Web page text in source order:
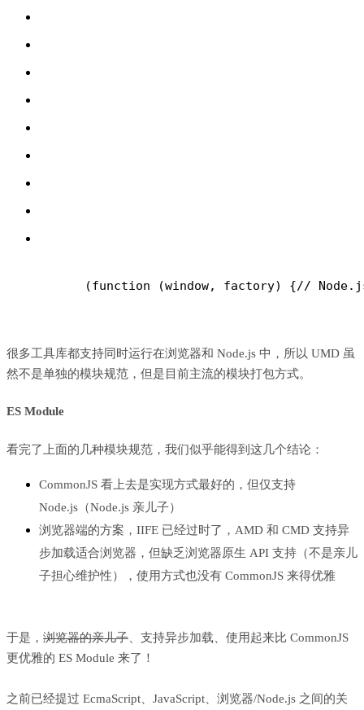
(function (window, factory) {//
很多工具库都支持同时运行在浏览器和 Node.js 中，所以 UMD 虽
然不是单独的模块规范，但是目前主流的模块打包方式。
ES Module
看完了上面的几种模块规范，我们似乎能得到这几个结论：
CommonJS 看上去是实现方式最好的，但仅支持
Node.js（Node.js 亲儿子）
浏览器端的方案，IIFE 已经过时了，AMD 和 CMD 支持异
步加载适合浏览器，但缺乏浏览器原生 API 支持（不是亲儿
子担心维护性），使用方式也没有 CommonJS 来得优雅
于是， 浏览器的亲儿子 、支持异步加载、使用起来比 CommonJS
更优雅的 ES Module 来了！
之前已经提过 EcmaScript、JavaScript、浏览器/Node.js 之间的关